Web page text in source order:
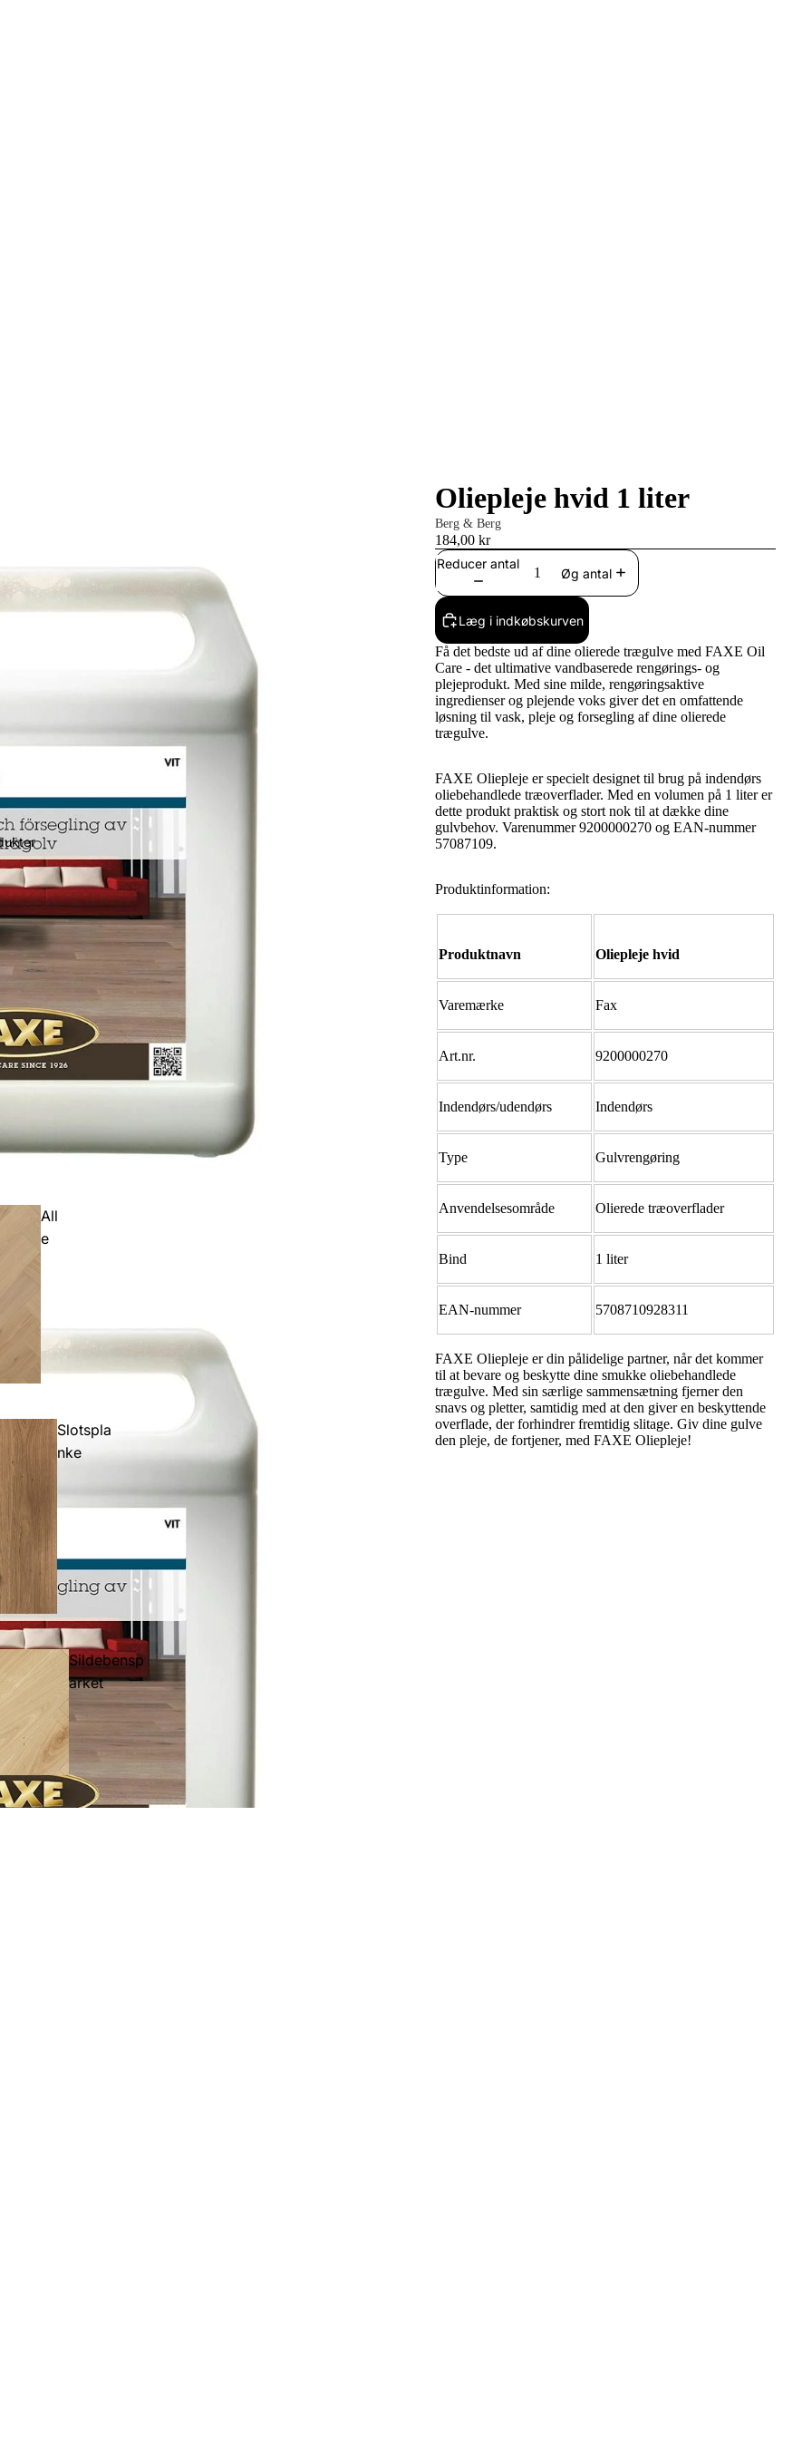
All
e
Slotspla
nke
Sildebensp
arket
Oliepleje hvid 1 liter
Berg & Berg
184,00 kr
Reducer antal
Øg antal
Læg i indkøbskurven
Få det bedste ud af dine olierede trægulve med FAXE Oil
Care - det ultimative vandbaserede rengørings- og
plejeprodukt. Med sine milde, rengøringsaktive
ingredienser og plejende voks giver det en omfattende
løsning til vask, pleje og forsegling af dine olierede
trægulve.
FAXE Oliepleje er specielt designet til brug på indendørs
oliebehandlede træoverflader. Med en volumen på 1 liter er
dette produkt praktisk og stort nok til at dække dine
gulvbehov. Varenummer 9200000270 og EAN-nummer
57087109.
Produktinformation:
Produktnavn Oliepleje hvid
Varemærke Fax
Art.nr. 9200000270
Indendørs/udendørs Indendørs
Type Gulvrengøring
Anvendelsesområde Olierede træoverflader
Bind 1 liter
EAN-nummer 5708710928311
FAXE Oliepleje er din pålidelige partner, når det kommer
til at bevare og beskytte dine smukke oliebehandlede
trægulve. Med sin særlige sammensætning fjerner den
snavs og pletter, samtidig med at den giver en beskyttende
overflade, der forhindrer fremtidig slitage. Giv dine gulve
den pleje, de fortjener, med FAXE Oliepleje!